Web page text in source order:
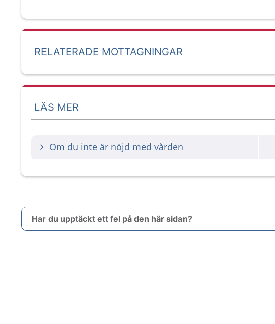
RELATERADE MOTTAGNINGAR
LÄS MER
Om du inte är nöjd med vården
Har du upptäckt ett fel på den här sidan?